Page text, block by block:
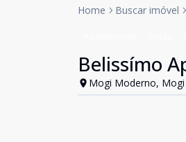
Home Buscar imóvel
Belissímo
Mogi Moderno, Mogi